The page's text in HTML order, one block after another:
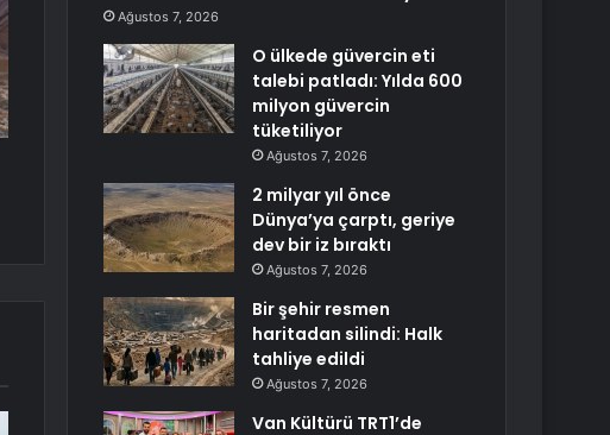
Ağustos 7, 2026
O ülkede güvercin eti
talebi patladı: Yılda 600
milyon güvercin
tüketiliyor
Ağustos 7, 2026
2 milyar yıl önce
Dünya’ya çarptı, geriye
dev bir iz bıraktı
Ağustos 7, 2026
Bir şehir resmen
haritadan silindi: Halk
tahliye edildi
Ağustos 7, 2026
Van Kültürü TRT1’de